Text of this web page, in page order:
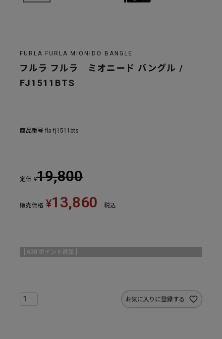
FURLA FURLA MIONIDO BANGLE
フルラ フルラ ミオニード バングル /
FJ1511BTS
商品番号 fla-fj1511bts
定価 ¥19,800
販売価格 ¥13,860 税込
630 ポイント進呈 ]
お気に入りに登録する